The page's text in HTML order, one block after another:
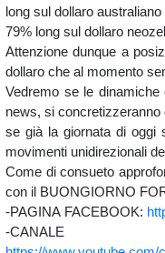
long sul dollaro
79% long sul dollaro
Attenzione dunque a
dollaro che al momento
Vedremo se le
news, si
se già la giornata di oggi
movimenti unidirezionali
Come di consueto
-PAGINA FACEBOOK:
-